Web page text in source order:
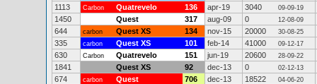
1113 Carbon Quatrevelo 136 apr-19 3040 09-09-19
1450 Quest 317 aug-09 0 12-08-09
644 carbon Quest XS 134 nov-15 20000 30-08-25
335 carbon Quest XS 101 feb-14 41000 09-12-17
630 Carbon Quatrevelo 151 jun-19 20600 28-09-22
1841 Quest XS 92 dec-13 0 02-12-13
674 carbon Quest 706 dec-13 18522 04-06-20